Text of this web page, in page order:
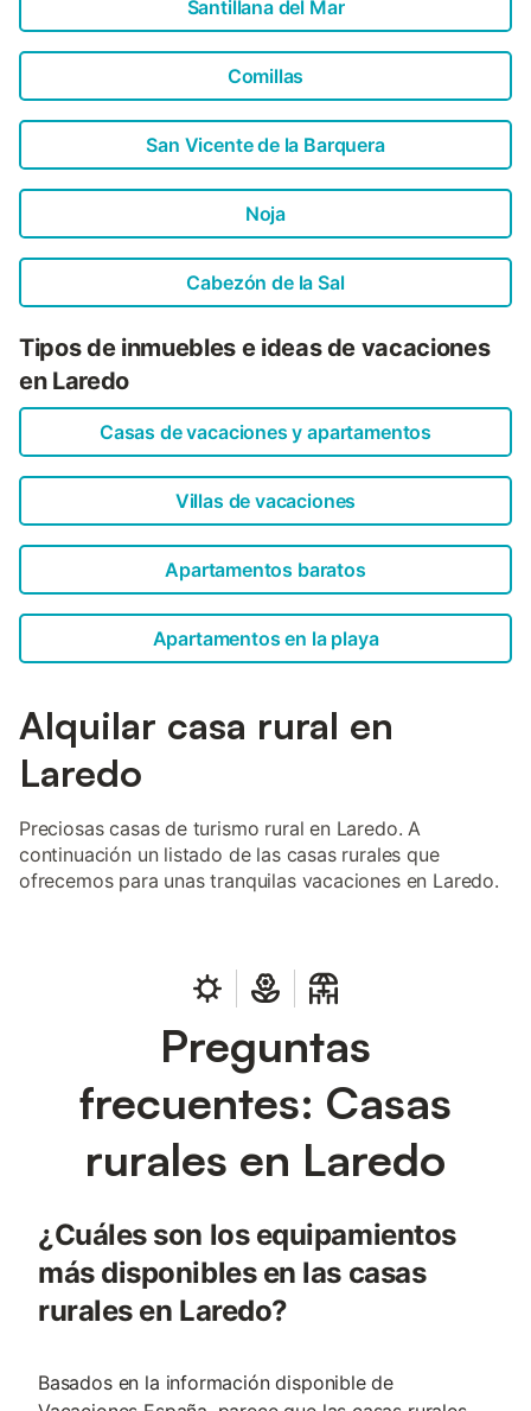
Santillana del Mar
Comillas
San Vicente de la Barquera
Noja
Cabezón de la Sal
Tipos de inmuebles e ideas de vacaciones
en Laredo
Casas de vacaciones y apartamentos
Villas de vacaciones
Apartamentos baratos
Apartamentos en la playa
Alquilar casa rural en
Laredo
Preciosas casas de turismo rural en Laredo. A
continuación un listado de las casas rurales que
ofrecemos para unas tranquilas vacaciones en Laredo.
Preguntas
frecuentes: Casas
rurales en Laredo
¿Cuáles son los equipamientos
más disponibles en las casas
rurales en Laredo?
Basados en la información disponible de